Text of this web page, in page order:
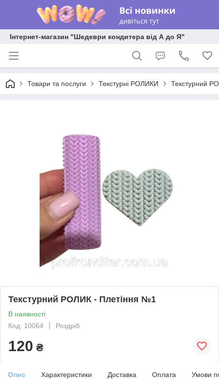
Інтернет-магазин "Шедеври кондитера від А до Я"
Товари та послуги Текстурні РОЛИКИ Текстурний
Текстурний РОЛИК - Плетіння №1
В наявності
Код: 10064
Роздріб
120 ₴
Опис Характеристики Доставка Оплата Умови